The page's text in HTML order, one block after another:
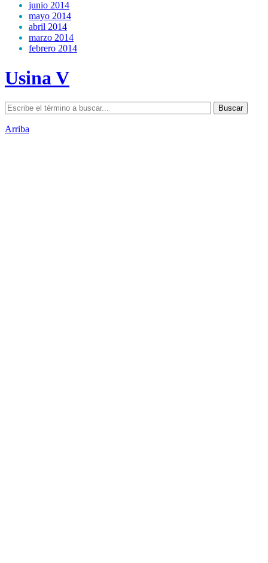
junio 2014
mayo 2014
abril 2014
marzo 2014
febrero 2014
Usina V
Arriba